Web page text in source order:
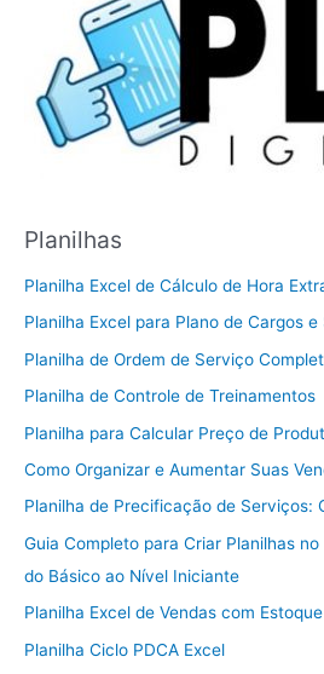
Planilhas
Planilha Excel de Cálculo de Hora
Planilha Excel para Plano de Cargos e
Planilha de Ordem de Serviço
Planilha de Controle de Treinamentos
Planilha para Calcular Preço de
Como Organizar e Aumentar Suas
Planilha de Precificação de Serviços:
Guia Completo para Criar Planilhas
do Básico ao Nível Iniciante
Planilha Excel de Vendas com Estoque
Planilha Ciclo PDCA Excel